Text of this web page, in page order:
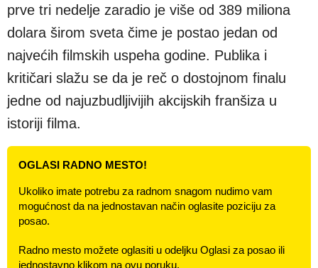
prve tri nedelje zaradio je više od 389 miliona
dolara širom sveta čime je postao jedan od
najvećih filmskih uspeha godine. Publika i
kritičari slažu se da je reč o dostojnom finalu
jedne od najuzbudljivijih akcijskih franšiza u
istoriji filma.
OGLASI RADNO MESTO!
Ukoliko imate potrebu za radnom snagom nudimo vam
mogućnost da na jednostavan način oglasite poziciju za
posao.
Radno mesto možete oglasiti u odeljku Oglasi za posao ili
jednostavno klikom na ovu poruku.